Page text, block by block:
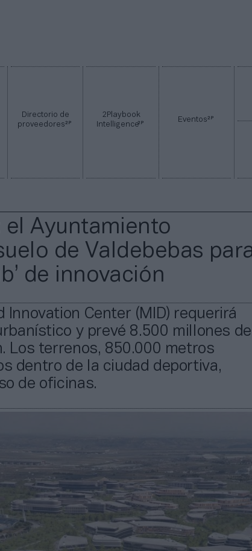
Directorio de
proveedores2P
2Playbook
Intelligence2P Eventos2P
el Ayuntamiento
de Valdebebas
de innovación
Innovation Center (MID) requerirá
y prevé 8.500 millones de
Los terrenos, 850.000 metros
dentro de la ciudad deportiva,
de oficinas.